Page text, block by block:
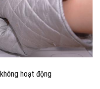
hoạt động